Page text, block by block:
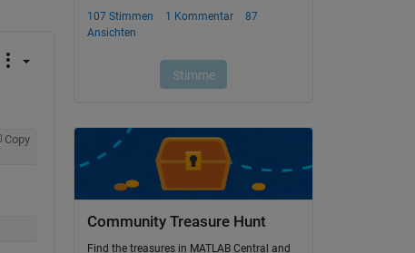
Copy
Community Treasure Hunt
Find the treasures in MATLAB Central and